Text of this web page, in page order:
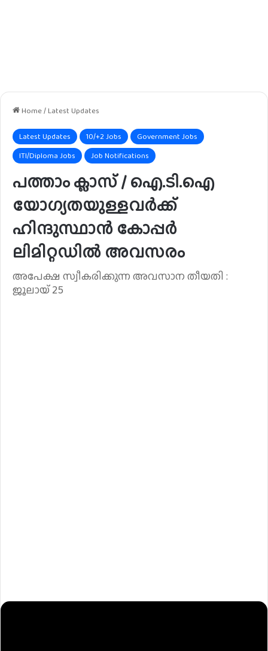
Home/Latest Updates
Latest Updates 10/+2 Jobs
Government Jobs
ITI/Diploma Jobs
Job Notifications
പത്താം ക്ലാസ് / ഐ.ടി.ഐ
യോഗ്യതയുള്ളവർക്ക്
ഹിന്ദുസ്ഥാൻ കോപ്പർ
ലിമിറ്റഡിൽ അവസരം
അപേക്ഷ സ്വീകരിക്കുന്ന അവസാന തീയതി :
ജൂലായ് 25